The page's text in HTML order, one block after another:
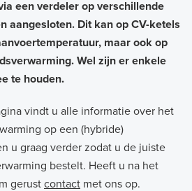
een verdeler op verschillende
aangesloten. Dit kan op CV-ketels
maar ook op
Wel zijn er enkele
te houden.
vindt u alle informatie over het
op een (hybride)
u graag verder zodat u de juiste
bestelt. Heeft u na het
gerust contact met ons op.